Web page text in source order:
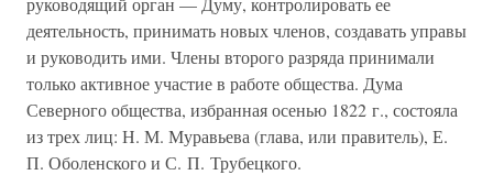
деятельность, принимать новых членов, создавать управы
и руководить ими. Члены второго разряда принимали
только активное участие в работе общества. Дума
Северного общества, избранная осенью 1822 г., состояла
из трех лиц: Н. М. Муравьева (глава, или правитель), Е.
П. Оболенского и С. П. Трубецкого.